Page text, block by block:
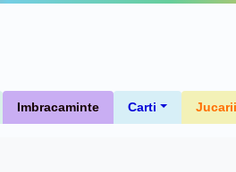
Imbracaminte Carti Jucarii